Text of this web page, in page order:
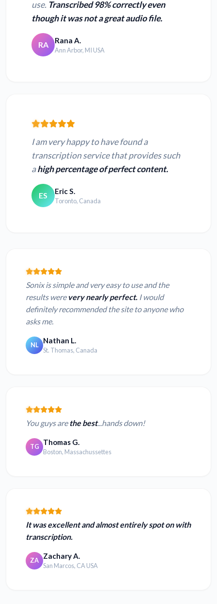
use. Transcribed 98% correctly even
though it was not a great audio file.
RA Rana A.
Ann Arbor, MI USA
I am very happy to have found a
transcription service that provides such
ahigh percentage of perfect content.
ES Eric S.
Toronto, Canada
Sonix is simple and very easy to use and the
results were very nearly perfect. I would
definitely recommended the site to anyone who
asks me.
NL Nathan L.
St. Thomas, Canada
You guys are the best...hands down!
TG Thomas G.
Boston, Massachussettes
It was excellent and almost entirely spot on with
transcription.
ZA Zachary A.
San Marcos, CA USA